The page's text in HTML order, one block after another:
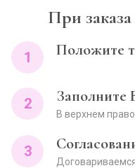
При
1 Положите
2 Заполните
В верхнем
3